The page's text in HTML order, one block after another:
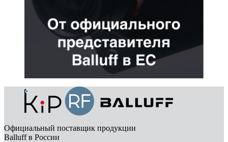
Официальный поставщик продукции
Balluff в России